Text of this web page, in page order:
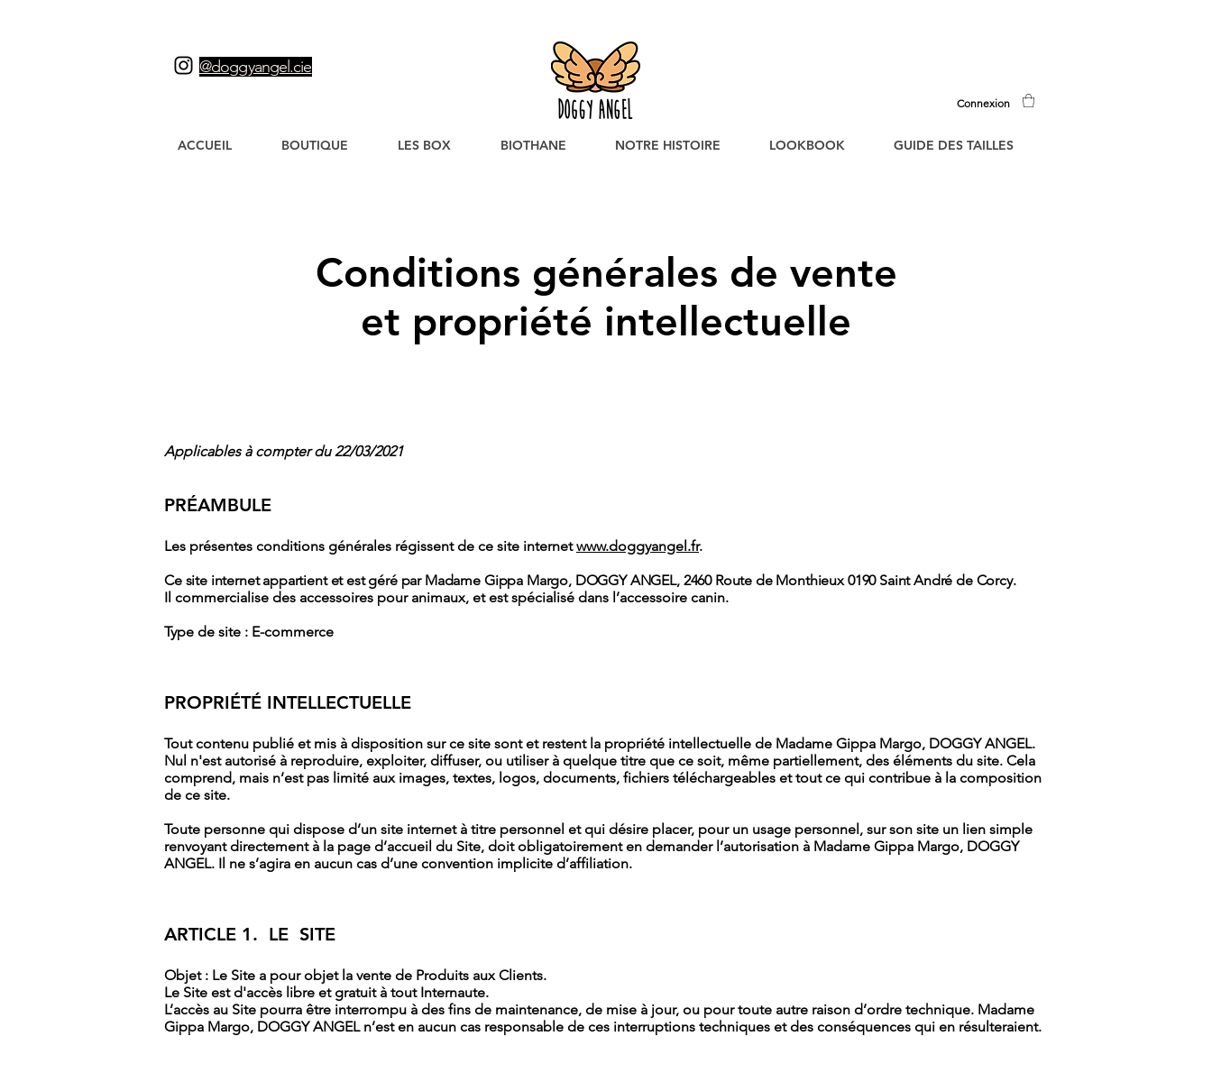
@doggyangel.cie
Connexion
ACCUEIL BOUTIQUE LES BOX BIOTHANE NOTRE HISTOIRE LOOKBOOK GUIDE DES TAILLES
Conditions générales de vente
et propriété intellectuelle
Applicables à compter du 22/03/2021
PRÉAMBULE
Les présentes conditions générales régissent de ce site internetwww.doggyangel.fr.
Ce site internet appartient et est géré par Madame Gippa Margo, DOGGY ANGEL, 2460 Route de Monthieux 0190 Saint André de Corcy.
Il commercialise des accessoires pour animaux, et est spécialisé dans l’accessoire canin.
Type de site : E-commerce
PROPRIÉTÉ INTELLECTUELLE
Tout contenu publié et mis à disposition sur ce site sont et restent la propriété intellectuelle de Madame Gippa Margo, DOGGY ANGEL.
Nul n'est autorisé à reproduire, exploiter, diffuser, ou utiliser à quelque titre que ce soit, même partiellement, des éléments du site. Cela
comprend, mais n’est pas limité aux images, textes, logos, documents, fichiers téléchargeables et tout ce qui contribue à la composition
de ce site.
Toute personne qui dispose d’un site internet à titre personnel et qui désire placer, pour un usage personnel, sur son site un lien simple
renvoyant directement à la page d’accueil du Site, doit obligatoirement en demander l’autorisation à Madame Gippa Margo, DOGGY
ANGEL. Il ne s’agira en aucun cas d’une convention implicite d’affiliation.
ARTICLE 1. LE SITE
Objet : Le Site a pour objet la vente de Produits aux Clients.
Le Site est d'accès libre et gratuit à tout Internaute.
L’accès au Site pourra être interrompu à des fins de maintenance, de mise à jour, ou pour toute autre raison d’ordre technique. Madame
Gippa Margo, DOGGY ANGEL n’est en aucun cas responsable de ces interruptions techniques et des conséquences qui en résulteraient.